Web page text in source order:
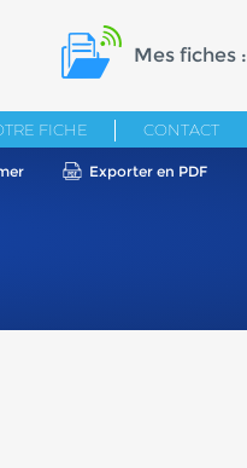
Mes fiches :
FICHE CONTACT
Exporter en PDF